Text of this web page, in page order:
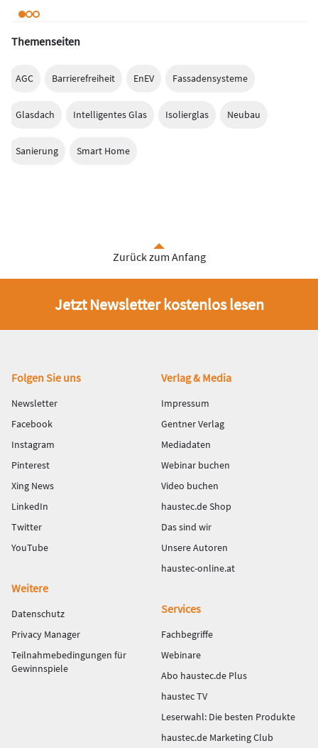
Themenseiten
AGC Barrierefreiheit EnEV Fassadensysteme
Glasdach Intelligentes Glas Isolierglas Neubau
Sanierung Smart Home
Zurück zum Anfang
Jetzt Newsletter kostenlos lesen
Fußbereich
Folgen Sie uns
Newsletter
Facebook
Instagram
Pinterest
Xing News
LinkedIn
Twitter
YouTube
Verlag & Media
Impressum
Gentner Verlag
Mediadaten
Webinar buchen
Video buchen
haustec.de Shop
Das sind wir
Unsere Autoren
haustec-online.at
Weitere
Datenschutz
Privacy Manager
Teilnahmebedingungen für
Gewinnspiele
Services
Fachbegriffe
Webinare
Abo haustec.de Plus
haustec TV
Leserwahl: Die besten Produkte
haustec.de Marketing Club